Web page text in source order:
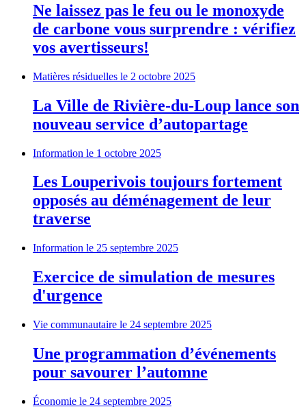
Ne laissez pas le feu ou le monoxyde
de carbone vous surprendre : vérifiez
vos avertisseurs!
Matières résiduelles le 2 octobre 2025
La Ville de Rivière-du-Loup lance son
nouveau service d’autopartage
Information le 1 octobre 2025
Les Louperivois toujours fortement
opposés au déménagement de leur
traverse
Information le 25 septembre 2025
Exercice de simulation de mesures
d'urgence
Vie communautaire le 24 septembre 2025
Une programmation d’événements
pour savourer l’automne
Économie le 24 septembre 2025